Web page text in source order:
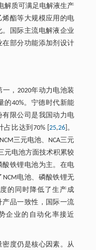
解质可满足电解液生产
酯等大规模应用的电
国际主流电解液企业
部分功能添加剂设计
，2020年动力电池装
的40%。宁德时代新能
限公司是我国动力电
比达到70% [ 25,26]。
三元电池、NCA三元
元电池方面技术积累较
酸铁锂电池为主。在电
电池、磷酸铁锂无
的同时降低了生产成
品一致性，国际一流
企业的自动化率接近
度仍是核心因素。从